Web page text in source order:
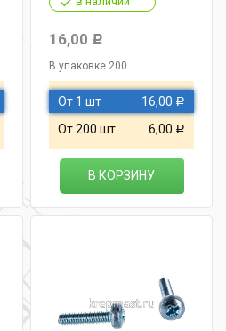
16,00 Р
В упаковке 200
От 1 шт 16,00 Р
От 200 шт 6,00 Р
В КОРЗИНУ